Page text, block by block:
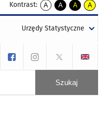
Kontrast:
A
kontrast
A
kontrast
tekst
czarnym
A
kontrast
tekst
czarnym
A
tekst
żółtym
Urzędy Statystyczne